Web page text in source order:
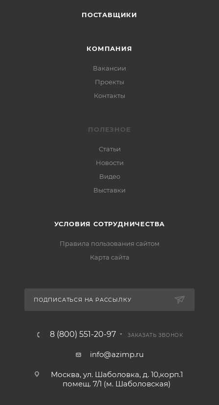
ПОСТАВЩИКИ
КОМПАНИЯ
Вакансии
Проекты
Контакты
ПОЛЕЗНОЕ
Статьи
Новости
Видео
Выставки
УСЛОВИЯ СОТРУДНИЧЕСТВА
Правила пользования сайтом
Карта сайта
ПОДПИСАТЬСЯ НА РАССЫЛКУ
8 (800) 551-20-97 ЗАКАЗАТЬ ЗВОНОК
info@azimp.ru
Москва, ул. Шаболовка, д. 10,корп.1
помещ. 7/1 (м. Шаболовская)